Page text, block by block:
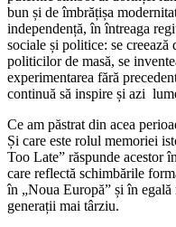
bun și de îmbrățișa
independență, în întreaga
sociale și politice: se creează
politicilor de masă, se
experimentarea fără
continuă să inspire și azi
Ce am păstrat din acea
Și care este rolul memoriei
Too Late” răspunde acestor
care reflectă schimbările
în „Noua Europă” și în egală
generații mai târziu.